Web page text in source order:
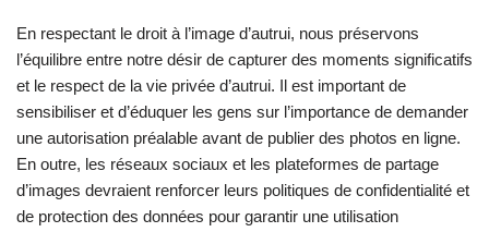
En respectant le droit à l’image d’autrui, nous préservons
l’équilibre entre notre désir de capturer des moments significatifs
et le respect de la vie privée d’autrui. Il est important de
sensibiliser et d’éduquer les gens sur l’importance de demander
une autorisation préalable avant de publier des photos en ligne.
En outre, les réseaux sociaux et les plateformes de partage
d’images devraient renforcer leurs politiques de confidentialité et
de protection des données pour garantir une utilisation